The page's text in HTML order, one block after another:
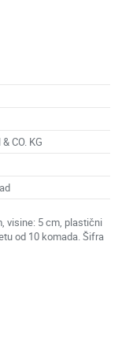
CO. KG
visine: 5 cm, plastični
od 10 komada. Šifra